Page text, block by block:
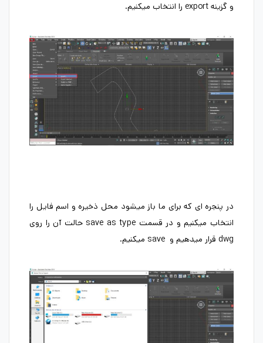
و گزینه export را انتخاب میکنیم.
در پنجره ای که برای ما باز میشود محل ذخیره و اسم فایل را
انتخاب میکنیم و در قسمت save as type حالت آن را روی
dwg قرار میدهیم و save میکنیم.